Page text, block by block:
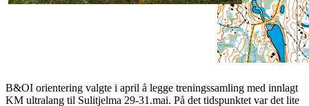
B&OI orientering valgte i april å legge treningssamling med innlagt
KM ultralang til Sulitjelma 29-31.mai. På det tidspunktet var det lite